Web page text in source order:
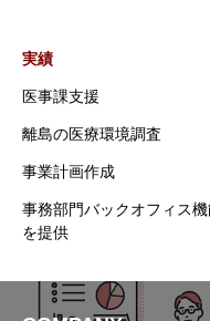
実績
医事課支援
離島の医療環境調査
事業計画作成
事務部門バックオフィス
を提供